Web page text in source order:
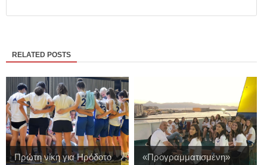
RELATED POSTS
Πρώτη νίκη για Ηρόδοτο
«Προγραμματισμένη»